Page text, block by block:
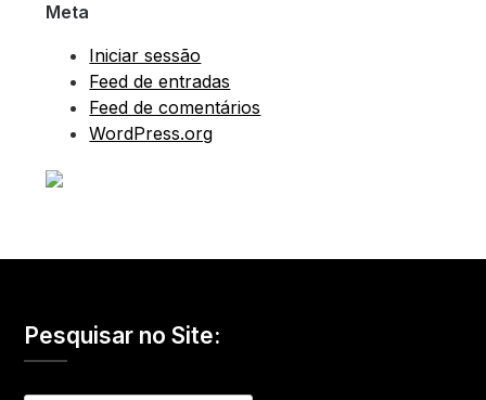
Meta
Iniciar sessão
Feed de entradas
Feed de comentários
WordPress.org
Pesquisar no Site: